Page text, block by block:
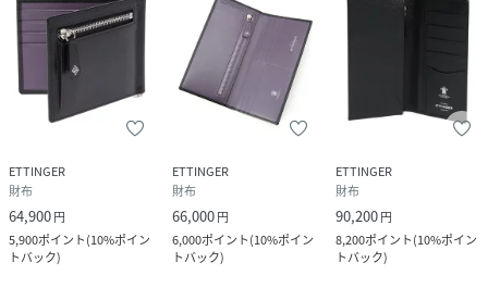
ETTINGER
財布
64,900円
5,900ポイント(10%ポイン
トバック)
ETTINGER
財布
66,000円
6,000ポイント(10%ポイン
トバック)
ETTINGER
財布
90,200円
8,200ポイント(10%ポイン
トバック)